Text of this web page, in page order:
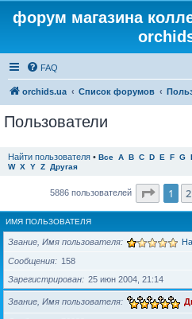
форум магазина
FAQ
orchids.ua Список форумов
Пользователи
Найти пользователя • Все A B C D E F G
W X Y Z Другая
5886 пользователей 1 2
ИМЯ ПОЛЬЗОВАТЕЛЯ
Звание, Имя пользователя
Сообщения
158
Зарегистрирован
25 июн 2004, 21:14
Звание, Имя пользователя